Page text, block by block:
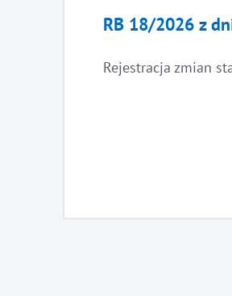
RB 18/2026 z
Rejestracja zmian